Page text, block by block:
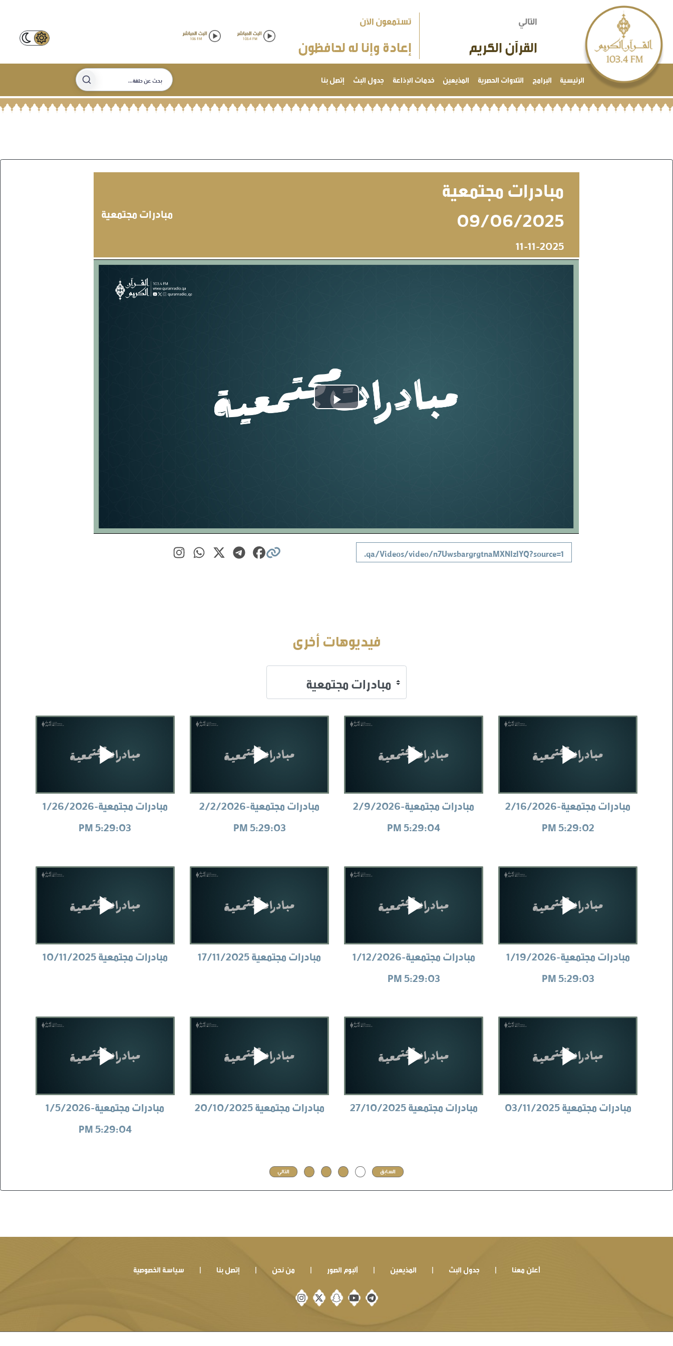
التالي
القرآن الكريم
تستمعون الآن
إعادة وإنا له لحافظون
الرئيسية البرامج التلاوات الحصرية المذيعين خدمات الإذاعة جدول البث إتصل بنا
مبادرات مجتمعية
09/06/2025
11-11-2025
مبادرات مجتمعية
فيديوهات أخرى
مبادرات مجتمعية-2/16/2026
5:29:02 PM
مبادرات مجتمعية-2/9/2026
5:29:04 PM
مبادرات مجتمعية-2/2/2026
5:29:03 PM
مبادرات مجتمعية-1/26/2026
5:29:03 PM
مبادرات مجتمعية-1/19/2026
5:29:03 PM
مبادرات مجتمعية-1/12/2026
5:29:03 PM
مبادرات مجتمعية 17/11/2025 مبادرات مجتمعية 10/11/2025
مبادرات مجتمعية 03/11/2025 مبادرات مجتمعية 27/10/2025 مبادرات مجتمعية 20/10/2025
مبادرات مجتمعية-1/5/2026
5:29:04 PM
السابق 1
2
3
4 التالي
أعلن معنا | جدول البث | المذيعين | ألبوم الصور | من نحن | إتصل بنا | سياسة الخصوصية